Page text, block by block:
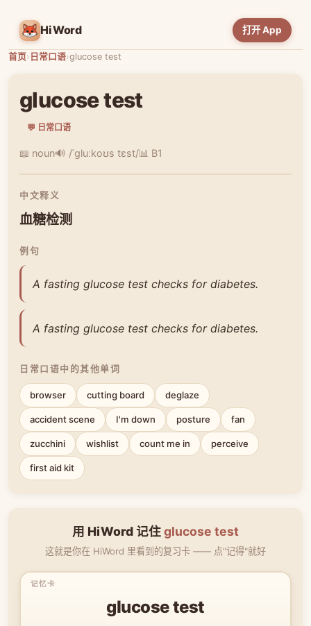
HiWord 打开 App
首页› 日常口语›glucose test
glucose test
💬 日常口语
📖 noun🔊 /ˈɡluːkoʊs tɛst/📊 B1
中文释义
血糖检测
例句
A fasting glucose test checks for diabetes.
A fasting glucose test checks for diabetes.
日常口语中的其他单词
browser cutting board deglaze
accident scene I'm down posture fan
zucchini wishlist count me in perceive
first aid kit
用 HiWord 记住glucose test
这就是你在 HiWord 里看到的复习卡 —— 点"记得"就好
glucose test